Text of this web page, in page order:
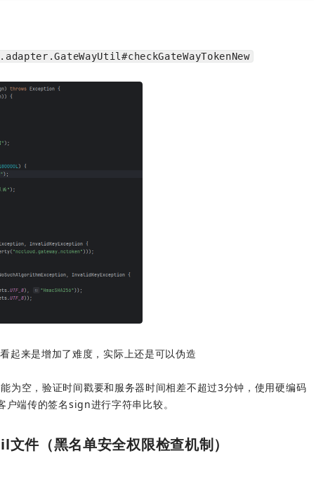
起来是增加了难度，实际上还是可以伪造
为空，验证时间戳要和服务器时间相差不超过3分钟，使用硬编码
端传的签名sign进行字符串比较。
件（黑名单安全权限检查机制）